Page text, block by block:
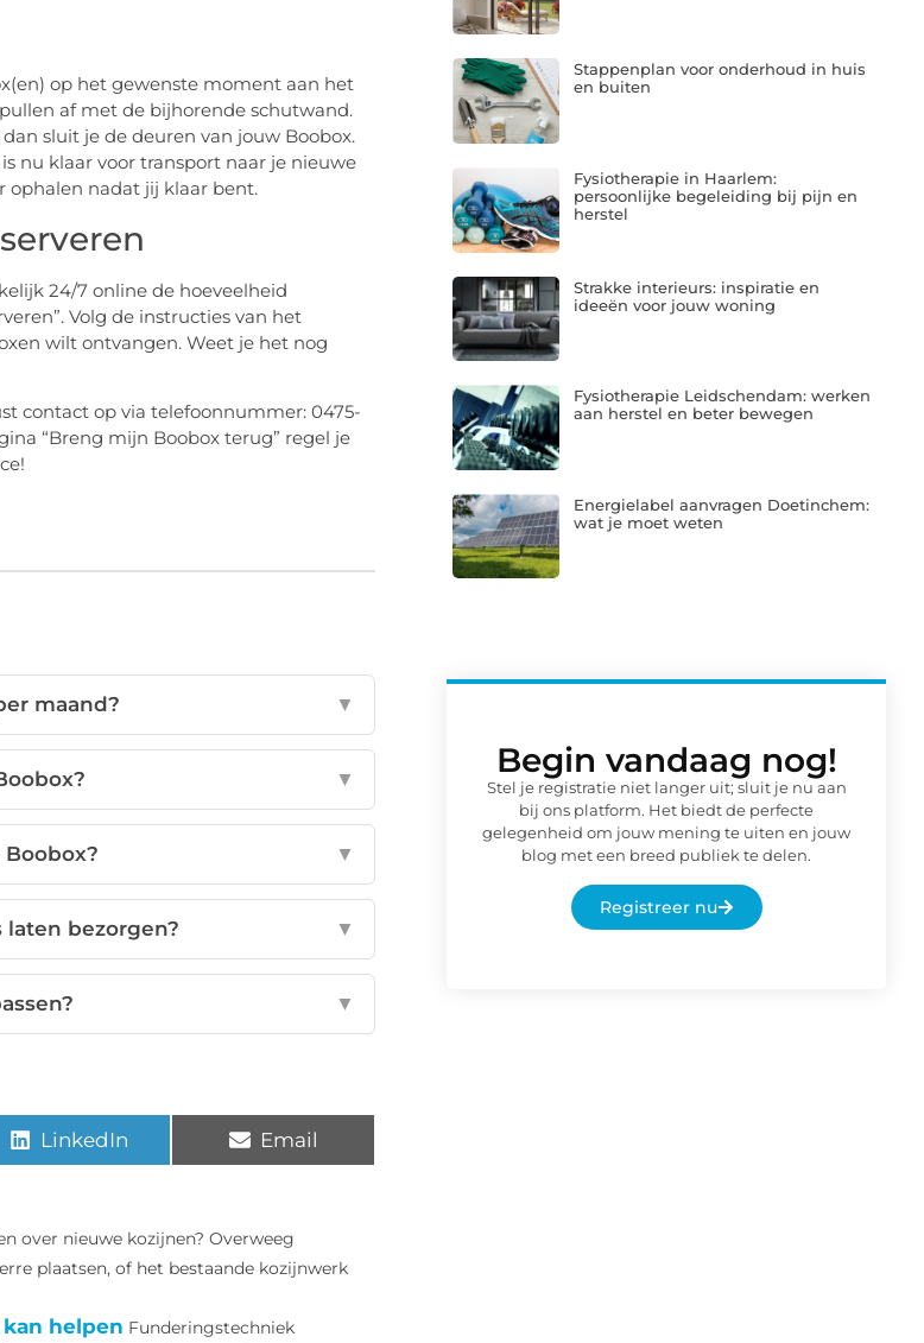
op het gewenste moment aan het
af met de bijhorende schutwand.
sluit je de deuren van jouw Boobox.
nu klaar voor transport naar je nieuwe
ophalen nadat jij klaar bent.
24/7 online de hoeveelheid
Volg de instructies van het
wilt ontvangen. Weet je het nog
contact op via telefoonnummer: 0475-
“Breng mijn Boobox terug” regel je
maand? ▼
▼
▼
laten bezorgen? ▼
▼
LinkedIn Email
over nieuwe kozijnen? Overweeg
plaatsen, of het bestaande kozijnwerk
helpen Funderingstechniek
Stappenplan voor onderhoud in huis
en buiten
Fysiotherapie in Haarlem:
persoonlijke begeleiding bij pijn en
herstel
Strakke interieurs: inspiratie en
ideeën voor jouw woning
Fysiotherapie Leidschendam: werken
aan herstel en beter bewegen
Energielabel aanvragen Doetinchem:
wat je moet weten
Begin vandaag nog!
Stel je registratie niet langer uit; sluit je nu aan
bij ons platform. Het biedt de perfecte
gelegenheid om jouw mening te uiten en jouw
blog met een breed publiek te delen.
Registreer nu